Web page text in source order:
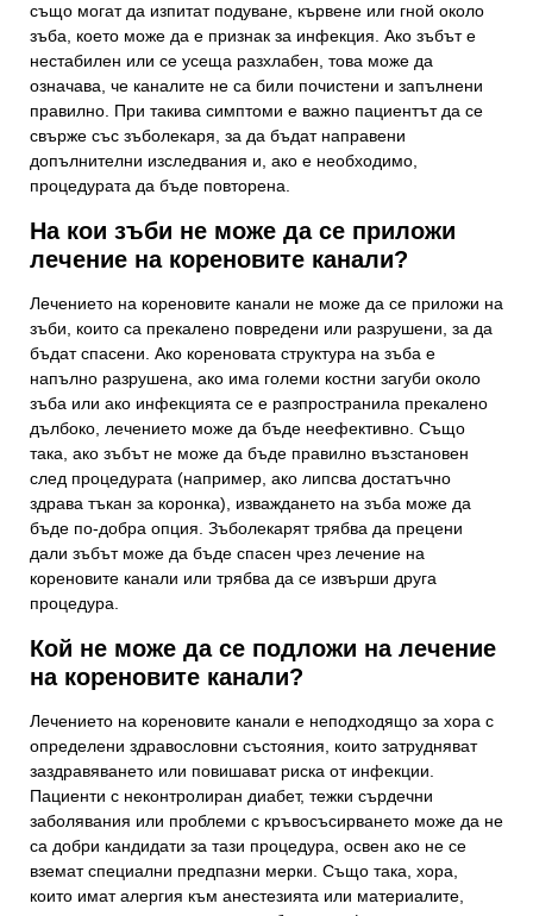
също могат да изпитат подуване, кървене или гной около
зъба, което може да е признак за инфекция. Ако зъбът е
нестабилен или се усеща разхлабен, това може да
означава, че каналите не са били почистени и запълнени
правилно. При такива симптоми е важно пациентът да се
свърже със зъболекаря, за да бъдат направени
допълнителни изследвания и, ако е необходимо,
процедурата да бъде повторена.
На кои зъби не може да се приложи
лечение на кореновите канали?
Лечението на кореновите канали не може да се приложи на
зъби, които са прекалено повредени или разрушени, за да
бъдат спасени. Ако кореновата структура на зъба е
напълно разрушена, ако има големи костни загуби около
зъба или ако инфекцията се е разпространила прекалено
дълбоко, лечението може да бъде неефективно. Също
така, ако зъбът не може да бъде правилно възстановен
след процедурата (например, ако липсва достатъчно
здрава тъкан за коронка), изваждането на зъба може да
бъде по-добра опция. Зъболекарят трябва да прецени
дали зъбът може да бъде спасен чрез лечение на
кореновите канали или трябва да се извърши друга
процедура.
Кой не може да се подложи на лечение
на кореновите канали?
Лечението на кореновите канали е неподходящо за хора с
определени здравословни състояния, които затрудняват
заздравяването или повишават риска от инфекции.
Пациенти с неконтролиран диабет, тежки сърдечни
заболявания или проблеми с кръвосъсирването може да не
са добри кандидати за тази процедура, освен ако не се
вземат специални предпазни мерки. Също така, хора,
които имат алергия към анестезията или материалите,